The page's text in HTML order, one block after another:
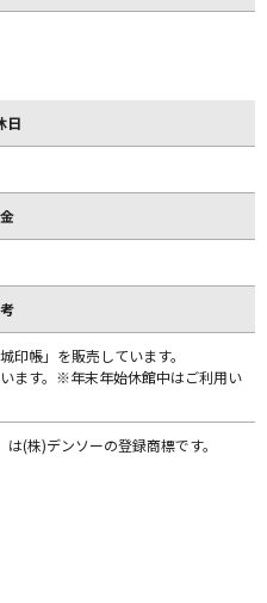
日
帳」を販売しています。
ます。※年末年始休館中はご利用い
(株)デンソーの登録商標です。